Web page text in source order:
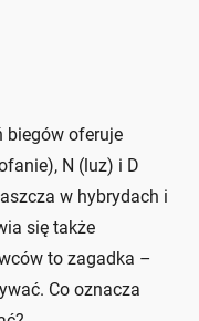
biegów oferuje
N (luz) i D
w hybrydach i
się także
to zagadka –
Co oznacza